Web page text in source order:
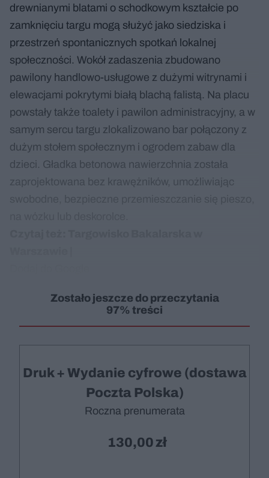
drewnianymi blatami o schodkowym kształcie po
zamknięciu targu mogą służyć jako siedziska i
przestrzeń spontanicznych spotkań lokalnej
społeczności. Wokół zadaszenia zbudowano
pawilony handlowo-usługowe z dużymi witrynami i
elewacjami pokrytymi białą blachą falistą. Na placu
powstały także toalety i pawilon administracyjny, a w
samym sercu targu zlokalizowano bar połączony z
dużym stołem społecznym i ogrodem zabaw dla
dzieci. Gładka betonowa nawierzchnia została
zaprojektowana bez krawężników, umożliwiając
Zostało jeszcze do przeczytania
97% treści
Druk + Wydanie cyfrowe (dostawa
Poczta Polska)
Roczna prenumerata
130,00